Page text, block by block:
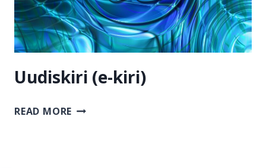
Uudiskiri (e-kiri)
READ MORE UUDISKIRI